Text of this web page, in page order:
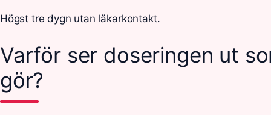
Högst tre dygn utan läkarkontakt.
Varför ser doseringen ut
gör?